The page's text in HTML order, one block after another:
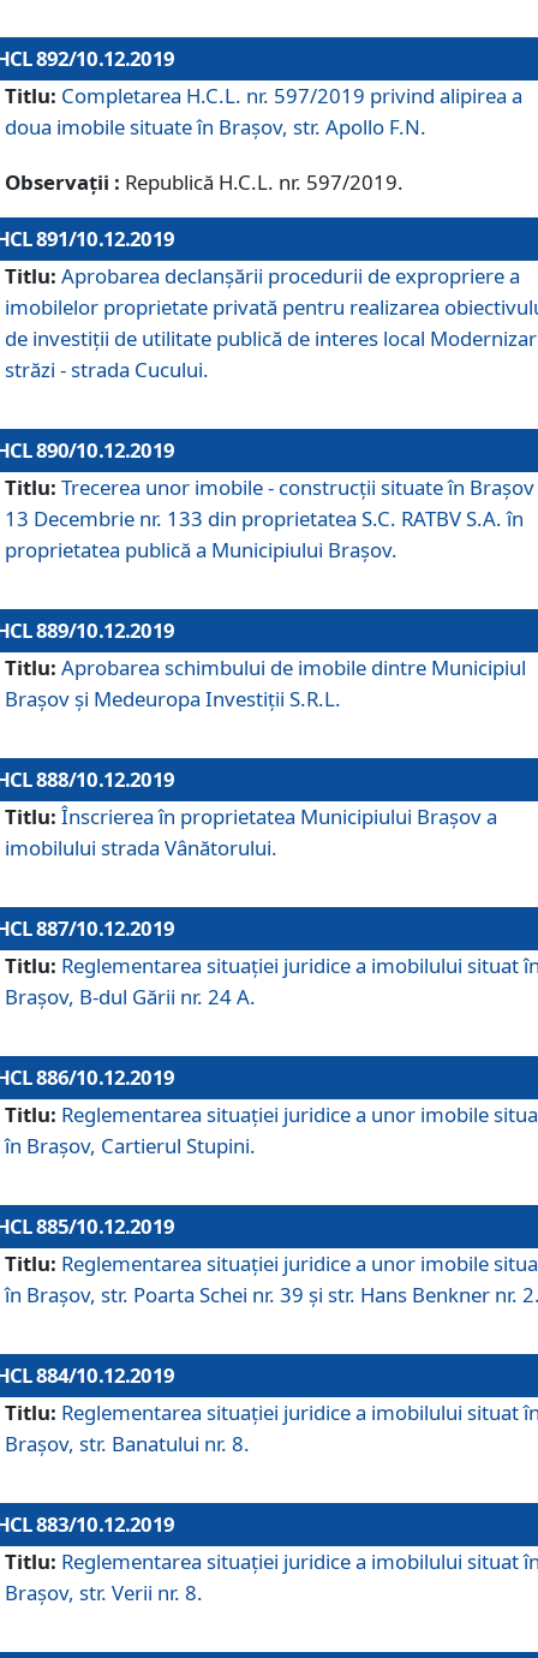
892/10.12.2019
Titlu: Completarea H.C.L. nr. 597/2019 privind alipirea a
doua imobile situate în Brașov, str. Apollo F.N.
Observații : Republică H.C.L. nr. 597/2019.
891/10.12.2019
Titlu: Aprobarea declanșării procedurii de expropriere a
imobilelor proprietate privată pentru realizarea
de investiții de utilitate publică de interes local
străzi - strada Cucului.
890/10.12.2019
Titlu: Trecerea unor imobile - construcții situate în Brașov
13 Decembrie nr. 133 din proprietatea S.C. RATBV S.A. în
proprietatea publică a Municipiului Brașov.
889/10.12.2019
Titlu: Aprobarea schimbului de imobile dintre Municipiul
Brașov și Medeuropa Investiții S.R.L.
888/10.12.2019
Titlu: Înscrierea în proprietatea Municipiului Braşov a
imobilului strada Vânătorului.
887/10.12.2019
Titlu: Reglementarea situației juridice a imobilului situat
Brașov, B-dul Gării nr. 24 A.
886/10.12.2019
Titlu: Reglementarea situaţiei juridice a unor imobile
în Braşov, Cartierul Stupini.
885/10.12.2019
Titlu: Reglementarea situației juridice a unor imobile
în Brașov, str. Poarta Schei nr. 39 și str. Hans Benkner nr.
884/10.12.2019
Titlu: Reglementarea situației juridice a imobilului situat
Brașov, str. Banatului nr. 8.
883/10.12.2019
Titlu: Reglementarea situației juridice a imobilului situat
Brașov, str. Verii nr. 8.